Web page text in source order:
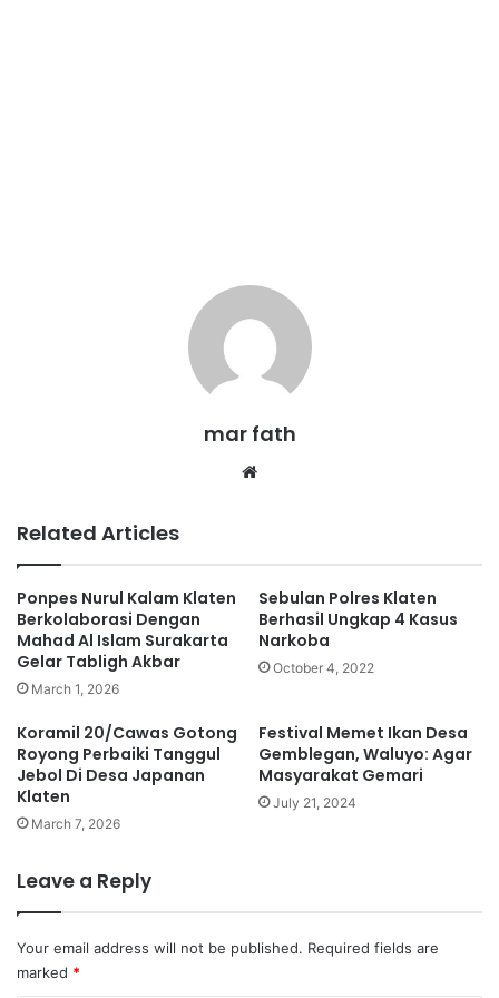
mar fath
Related Articles
Ponpes Nurul Kalam Klaten
Berkolaborasi Dengan
Mahad Al Islam Surakarta
Gelar Tabligh Akbar
March 1, 2026
Sebulan Polres Klaten
Berhasil Ungkap 4 Kasus
Narkoba
October 4, 2022
Koramil 20/Cawas Gotong
Royong Perbaiki Tanggul
Jebol Di Desa Japanan
Klaten
March 7, 2026
Festival Memet Ikan Desa
Gemblegan, Waluyo: Agar
Masyarakat Gemari
July 21, 2024
Leave a Reply
Your email address will not be published. Required fields are
marked *